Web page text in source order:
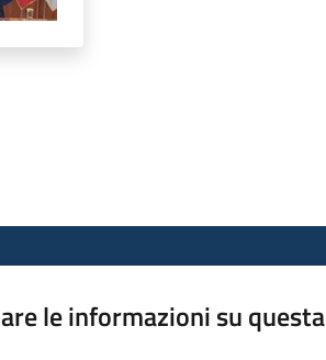
le informazioni su questa